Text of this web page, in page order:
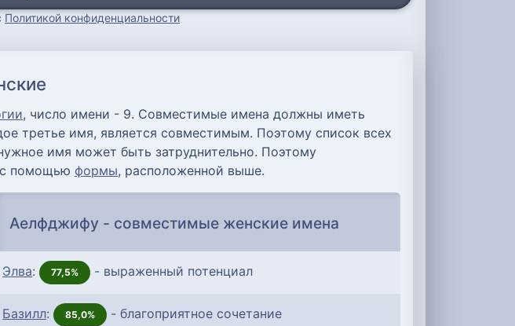
Политикой конфиденциальности
, число имени - 9. Совместимые имена должны иметь
третье имя, является совместимым. Поэтому список всех
имя может быть затруднительно. Поэтому
с помощью формы, расположенной выше.
Аелфджифу - совместимые женские имена
Элва: 77,5% - выраженный потенциал
Базилл: 85,0% - благоприятное сочетание